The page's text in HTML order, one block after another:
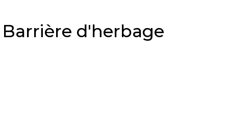
Barrière d'herbage